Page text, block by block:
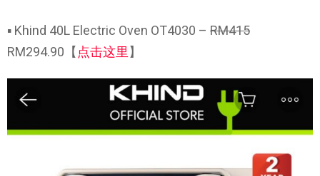
▪ Khind 40L Electric Oven OT4030 – RM415
RM294.90【 点击这里 】